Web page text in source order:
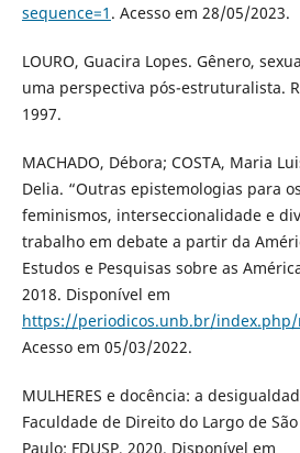
sequence=1 . Acesso em 28/05/2023.
LOURO, Guacira Lopes. Gênero,
uma perspectiva pós-estruturalista.
1997.
MACHADO, Débora; COSTA, Maria
Delia. “Outras epistemologias para
feminismos, interseccionalidade e
trabalho em debate a partir da
Estudos e Pesquisas sobre as
2018. Disponível em
https://periodicos.unb.br/
Acesso em 05/03/2022.
MULHERES e docência: a
Faculdade de Direito do Largo de
Paulo: FDUSP, 2020. Disponível em